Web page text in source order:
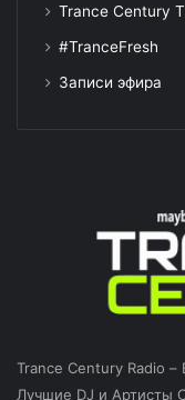
Trance Century
#TranceFresh
Записи эфира
Trance Century Radio
Лучшие DJ и Артисты